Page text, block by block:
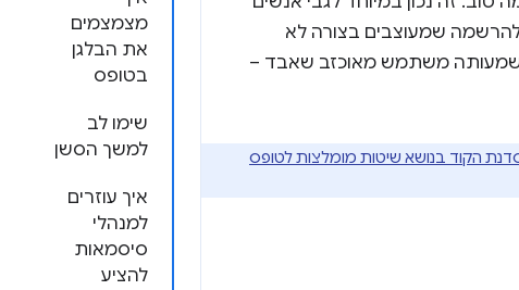
מצמצמים
את הבלגן
בטופס
שימו לב
למשך הסשן
איך עוזרים
למנהלי
סיסמאות
להציע
שמעוצבים בצורה לא
משמעותה משתמש מאוכזב שאבד –
הקוד בנושא שיטות מומלצות לטופס